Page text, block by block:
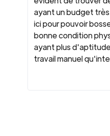
ayant un budget très
ici pour pouvoir
bonne condition
ayant plus
travail manuel